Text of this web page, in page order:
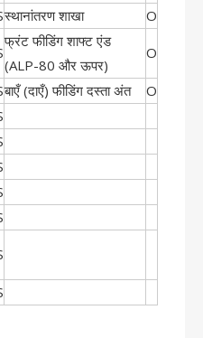
स्थानांतरण शाखा O
फ्रंट फीडिंग शाफ्ट एंड
(ALP-80 और ऊपर)
O
बाएँ (दाएँ) फीडिंग दस्ता अंत
O